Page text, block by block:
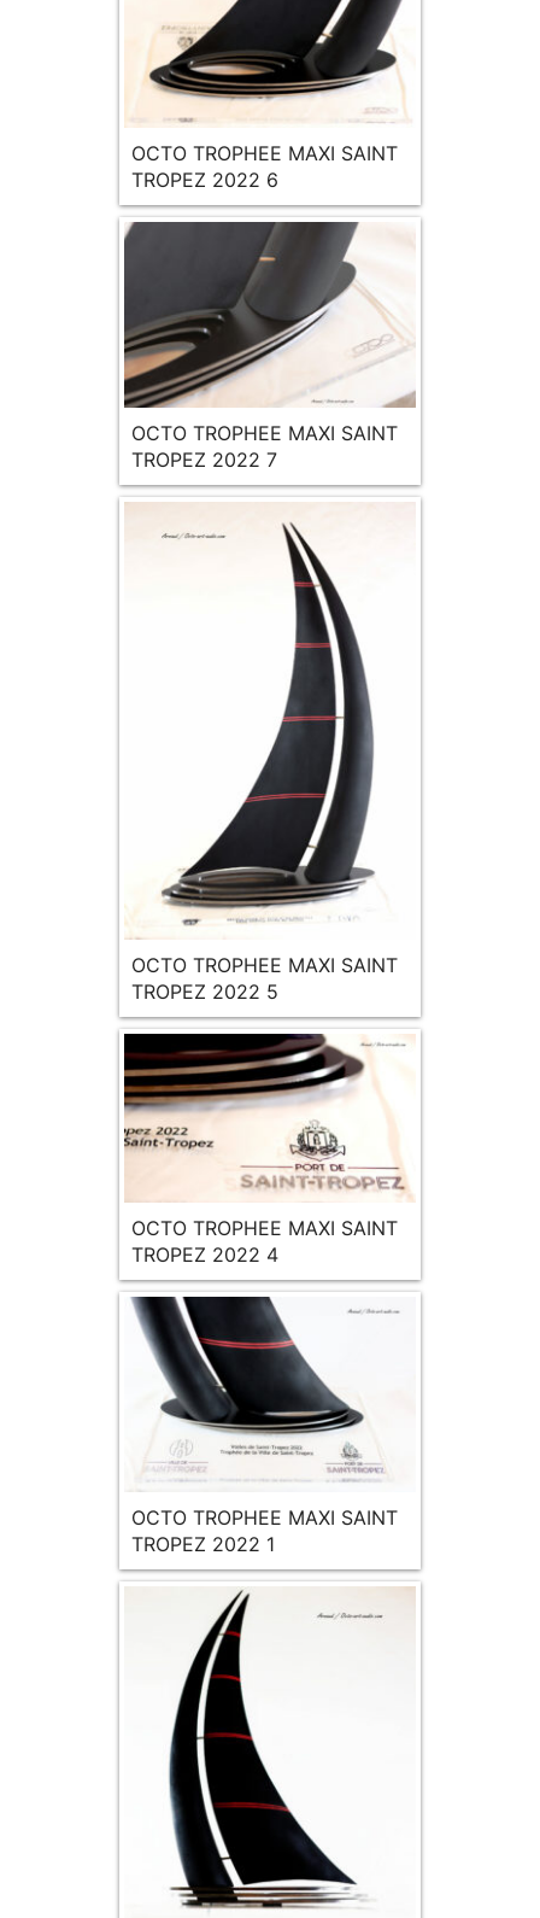
OCTO TROPHEE MAXI SAINT
TROPEZ 2022 6
OCTO TROPHEE MAXI SAINT
TROPEZ 2022 7
OCTO TROPHEE MAXI SAINT
TROPEZ 2022 5
OCTO TROPHEE MAXI SAINT
TROPEZ 2022 4
OCTO TROPHEE MAXI SAINT
TROPEZ 2022 1